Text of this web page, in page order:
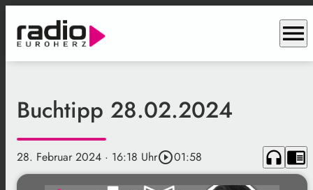
menu
Buchtipp 28.02.2024
28. Februar 2024 · 16:18 Uhrplay_circle_outline01:58 headphones chrome_reader_mode